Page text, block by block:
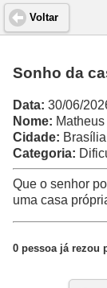
Voltar
Sonho da
Data: 30/06/
Nome: Matheus
Cidade: Brasília
Categoria:
Que o senhor
uma casa
0 pessoa já rezou